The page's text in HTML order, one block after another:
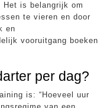
Het is belangrijk om
te vieren en door
en
vooruitgang boeken
per dag?
is: “Hoeveel uur